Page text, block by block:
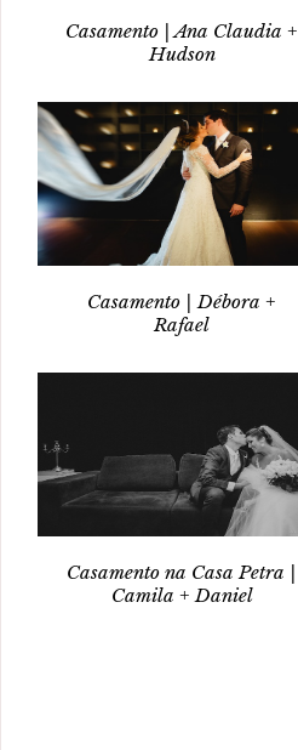
Casamento | Ana Claudia +
Hudson
Casamento | Débora +
Rafael
Casamento na Casa Petra |
Camila + Daniel